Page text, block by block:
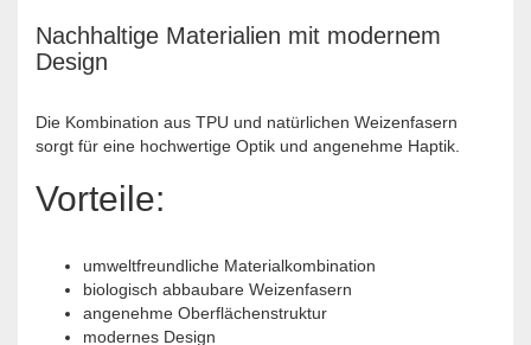
Nachhaltige Materialien mit modernem
Design
Die Kombination aus TPU und natürlichen Weizenfasern
sorgt für eine hochwertige Optik und angenehme Haptik.
Vorteile:
umweltfreundliche Materialkombination
biologisch abbaubare Weizenfasern
angenehme Oberflächenstruktur
modernes Design